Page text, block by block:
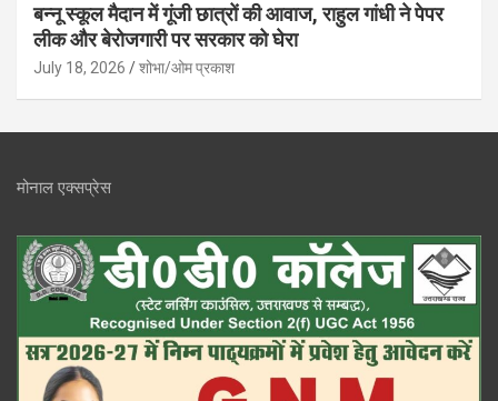
बन्नू स्कूल मैदान में गूंजी छात्रों की आवाज, राहुल गांधी ने पेपर
लीक और बेरोजगारी पर सरकार को घेरा
July 18, 2026 शोभा/ओम प्रकाश
मोनाल एक्सप्रेस